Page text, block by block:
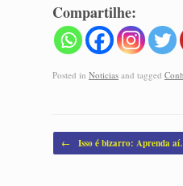
Compartilhe:
Posted in Noticias and tagged
Post navigation
← Isso é bizarro: Aprenda